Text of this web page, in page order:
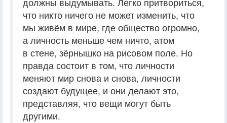
что никто ничего не может изменить, что
мы живём в мире, где общество огромно,
а личность меньше чем ничто, атом
в стене, зёрнышко на рисовом поле. Но
правда состоит в том, что личности
меняют мир снова и снова, личности
создают будущее, и они делают это,
представляя, что вещи могут быть
другими.